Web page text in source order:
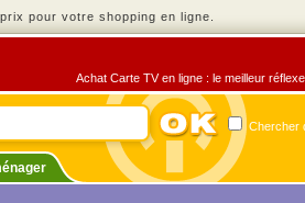
pour votre shopping en ligne.
Achat Carte TV en ligne : le meilleur
Chercher